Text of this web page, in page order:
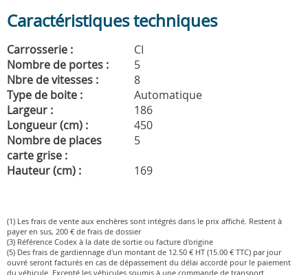
Caractéristiques techniques
Carrosserie :
CI
Nombre de portes :
5
Nbre de vitesses :
8
Type de boite :
Automatique
Largeur :
186
Longueur (cm) :
450
Nombre de places
carte grise :
5
Hauteur (cm) :
169
(1) Les frais de vente aux enchères sont intégrés dans le prix affiché. Restent à
payer en sus, 200 € de frais de dossier
(3) Référence Codex à la date de sortie ou facture d'origine
(5) Des frais de gardiennage d'un montant de 12.50 € HT (15.00 € TTC) par jour
ouvré seront facturés en cas de dépassement du délai accordé pour le paiement
du véhicule. Excepté les véhicules soumis à une commande de transport.